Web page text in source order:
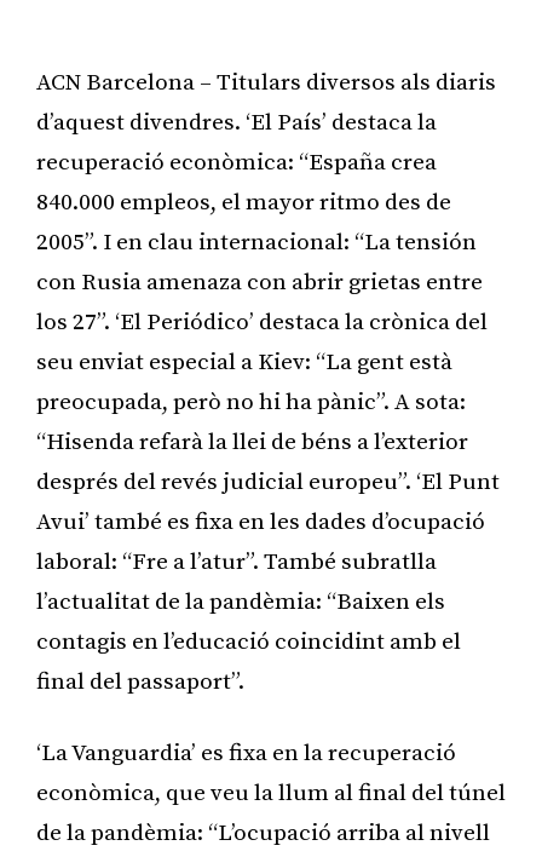
ACN Barcelona – Titulars diversos als diaris
d’aquest divendres. ‘El País’ destaca la
recuperació econòmica: “España crea
840.000 empleos, el mayor ritmo des de
2005”. I en clau internacional: “La tensión
con Rusia amenaza con abrir grietas entre
los 27”. ‘El Periódico’ destaca la crònica del
seu enviat especial a Kiev: “La gent està
preocupada, però no hi ha pànic”. A sota:
“Hisenda refarà la llei de béns a l’exterior
després del revés judicial europeu”. ‘El Punt
Avui’ també es fixa en les dades d’ocupació
laboral: “Fre a l’atur”. També subratlla
l’actualitat de la pandèmia: “Baixen els
contagis en l’educació coincidint amb el
final del passaport”.
‘La Vanguardia’ es fixa en la recuperació
econòmica, que veu la llum al final del túnel
de la pandèmia: “L’ocupació arriba al nivell